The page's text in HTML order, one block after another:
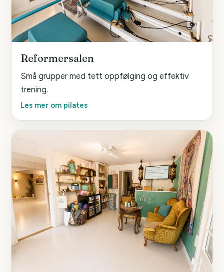
Reformersalen
Små grupper med tett oppfølging og effektiv
trening.
Les mer om pilates